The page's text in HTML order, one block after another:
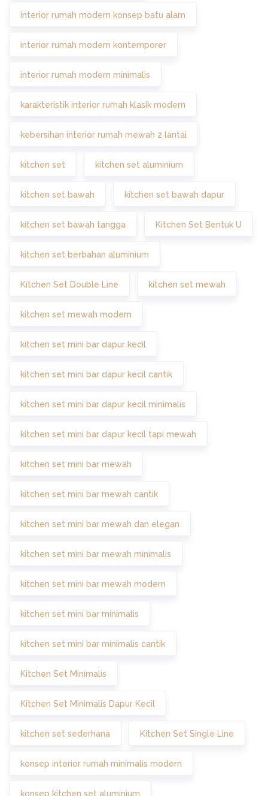
interior rumah modern konsep batu alam
interior rumah modern kontemporer
interior rumah modern minimalis
karakteristik interior rumah klasik modern
kebersihan interior rumah mewah 2 lantai
kitchen set kitchen set aluminium
kitchen set bawah kitchen set bawah dapur
kitchen set bawah tangga Kitchen Set Bentuk U
kitchen set berbahan aluminium
Kitchen Set Double Line kitchen set mewah
kitchen set mewah modern
kitchen set mini bar dapur kecil
kitchen set mini bar dapur kecil cantik
kitchen set mini bar dapur kecil minimalis
kitchen set mini bar dapur kecil tapi mewah
kitchen set mini bar mewah
kitchen set mini bar mewah cantik
kitchen set mini bar mewah dan elegan
kitchen set mini bar mewah minimalis
kitchen set mini bar mewah modern
kitchen set mini bar minimalis
kitchen set mini bar minimalis cantik
Kitchen Set Minimalis
Kitchen Set Minimalis Dapur Kecil
kitchen set sederhana Kitchen Set Single Line
konsep interior rumah minimalis modern
konsep kitchen set aluminium